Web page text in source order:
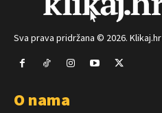
Sva prava pridržana © 2026. Klikaj.hr
O nama